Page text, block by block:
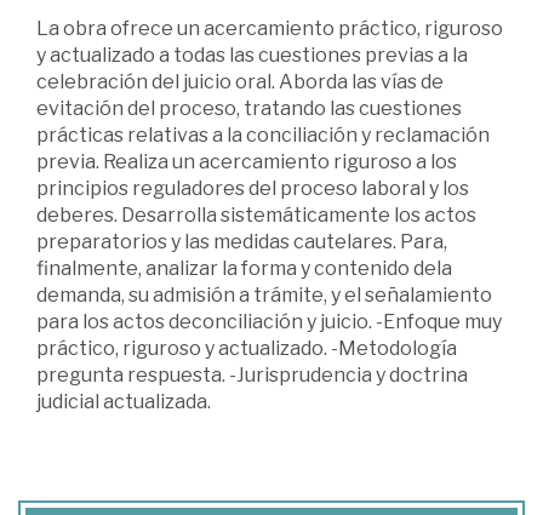
La obra ofrece un acercamiento práctico, riguroso
y actualizado a todas las cuestiones previas a la
celebración del juicio oral. Aborda las vías de
evitación del proceso, tratando las cuestiones
prácticas relativas a la conciliación y reclamación
previa. Realiza un acercamiento riguroso a los
principios reguladores del proceso laboral y los
deberes. Desarrolla sistemáticamente los actos
preparatorios y las medidas cautelares. Para,
finalmente, analizar la forma y contenido dela
demanda, su admisión a trámite, y el señalamiento
para los actos deconciliación y juicio. -Enfoque muy
práctico, riguroso y actualizado. -Metodología
pregunta respuesta. -Jurisprudencia y doctrina
judicial actualizada.